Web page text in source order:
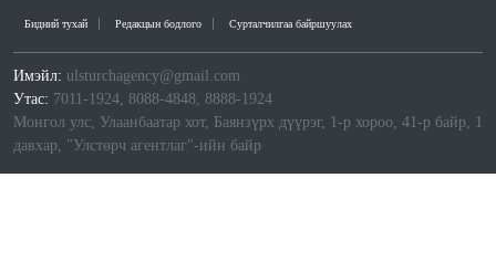
Бидний тухай Редакцын бодлого Сурталчилгаа байршуулах
Имэйл: ulsturchagency@gmail.com
Утас: 7011-1924, 8088-4848, 8888-1924
Монгол улс, Улаанбаатар хот, Баянзүрх дүүрэг, 1-р хороо, 41-р байр, 1
давхар, "Улстөрч агентлаг"-ийн байр